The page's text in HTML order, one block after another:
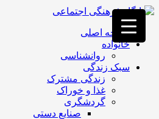
فصد
خون
غرب
تهران
خشکشویی
تصفیه
صفحه اصلی
خانواده
روانشناسی
سبک زندگی
زندگی مشترک
غذا و خوراک
گردشگری
صنایع دستی